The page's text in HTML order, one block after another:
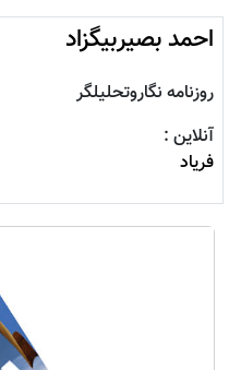
احمد بصيربيگزاد
روزنامه نگاروتحليلگر
آنلاین :
فرياد